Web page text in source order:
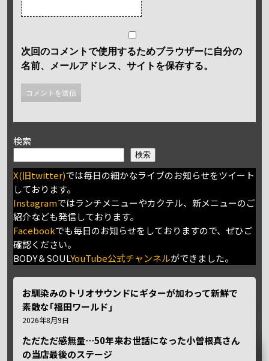
次回のコメントで使用するためブラウザーに自分の
名前、メールアドレス、サイトを保存する。
検索
検索
X(旧twitter)では毎日の細かなライブのお知らせをツイート
しております。
Instagramではランチメニューやカクテル、新メニューのご
紹介なども発信しております。
Facebookでも毎日のお知らせをしておりますので、ぜひご
確認ください。
BODY＆SOULYouTube公式チャンネルができました。
お馴染みのトリオサウンドにギターが加わって新鮮で
素敵な｢福田ワールド｣
2026年8月9日
ただただ感無量⋯50年来お世話になった小曽根真さん
の当店最後のステージ